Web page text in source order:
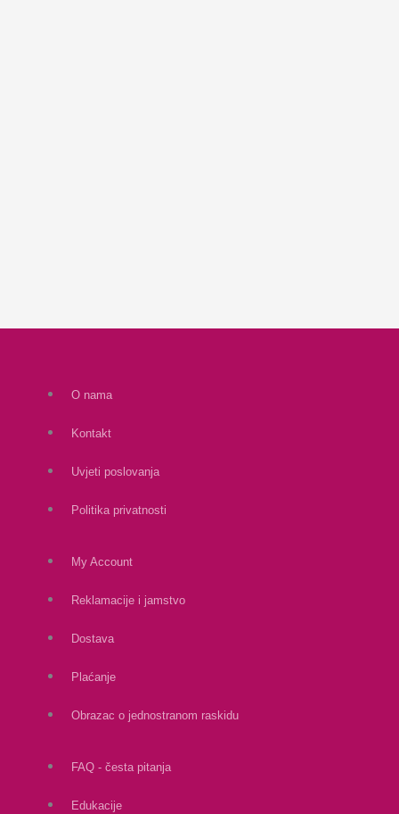
O nama
Kontakt
Uvjeti poslovanja
Politika privatnosti
My Account
Reklamacije i jamstvo
Dostava
Plaćanje
Obrazac o jednostranom raskidu
FAQ - česta pitanja
Edukacije